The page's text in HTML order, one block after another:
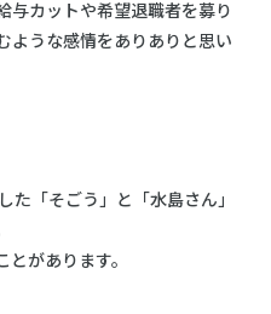
与カットや希望退職者を募り
ような感情をありありと思い
た「そごう」と「水島さん」
があります。